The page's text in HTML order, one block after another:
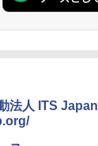
法人 ITS Japan